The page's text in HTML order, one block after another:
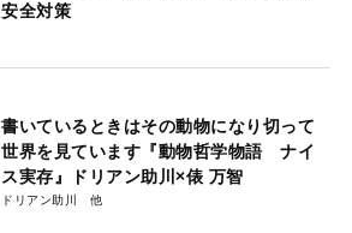
安全対策
書いているときはその動物になり切って
世界を見ています『動物哲学物語 ナイ
ス実存』ドリアン助川×俵 万智
ドリアン助川